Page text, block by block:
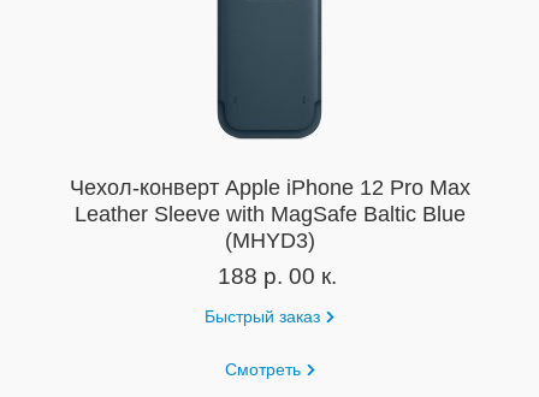
Чехол-конверт Apple iPhone 12 Pro Max
Leather Sleeve with MagSafe Baltic Blue
(MHYD3)
188 р. 00 к.
Быстрый заказ
Смотреть